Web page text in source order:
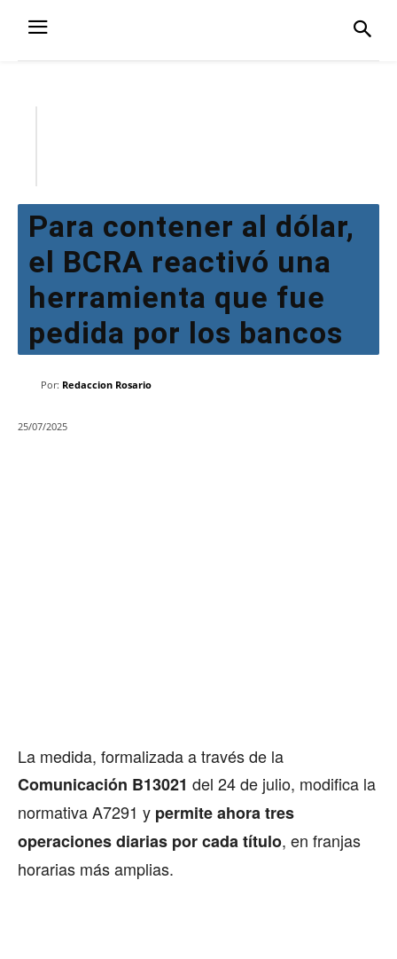
Para contener al dólar,
el BCRA reactivó una
herramienta que fue
pedida por los bancos
Por: Redaccion Rosario
25/07/2025
La medida, formalizada a través de la
Comunicación B13021 del 24 de julio, modifica la
normativa A7291 y permite ahora tres
operaciones diarias por cada título, en franjas
horarias más amplias.